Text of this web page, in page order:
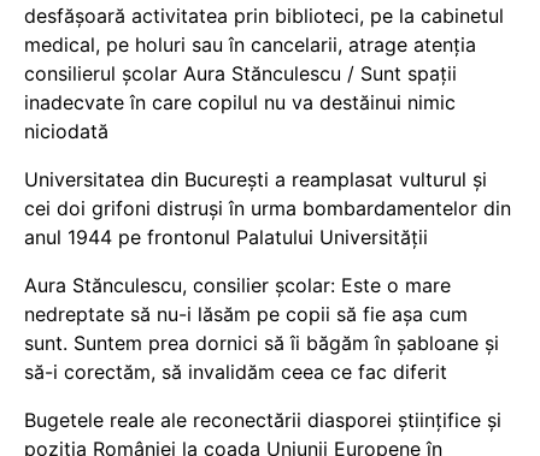
desfășoară activitatea prin biblioteci, pe la cabinetul
medical, pe holuri sau în cancelarii, atrage atenția
consilierul școlar Aura Stănculescu / Sunt spații
inadecvate în care copilul nu va destăinui nimic
niciodată
Universitatea din București a reamplasat vulturul și
cei doi grifoni distruși în urma bombardamentelor din
anul 1944 pe frontonul Palatului Universității
Aura Stănculescu, consilier școlar: Este o mare
nedreptate să nu-i lăsăm pe copii să fie așa cum
sunt. Suntem prea dornici să îi băgăm în șabloane și
să-i corectăm, să invalidăm ceea ce fac diferit
Bugetele reale ale reconectării diasporei științifice și
poziția României la coada Uniunii Europene în